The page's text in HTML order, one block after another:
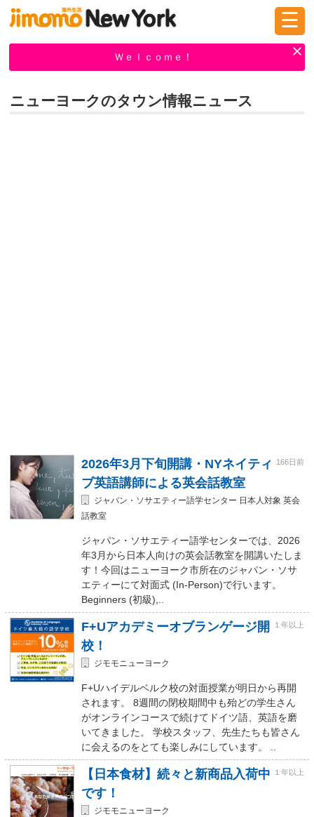
☰
Ｗｅｌｃｏｍｅ！
ニューヨークのタウン情報ニュース
2026年3月下旬開講・NYネイティ
ブ英語講師による英会話教室
166日前
ジャパン・ソサエティー語学センター 日本人対象 英会
話教室
ジャパン・ソサエティー語学センターでは、2026
年3月から日本人向けの英会話教室を開講いたしま
す！今回はニューヨーク市所在のジャパン・ソサ
エティーにて対面式 (In-Person)で行います。
Beginners (初級),..
F+Uアカデミーオブランゲージ開
校！
１年以上
ジモモニューヨーク
F+Uハイデルベルク校の対面授業が明日から再開
されます。 8週間の閉校期間中も殆どの学生さん
がオンラインコースで続けてドイツ語、英語を磨
いてきました。 学校スタッフ、先生たちも皆さん
に会えるのをとても楽しみにしています。 ..
【日本食材】続々と新商品入荷中
です！
１年以上
ジモモニューヨーク